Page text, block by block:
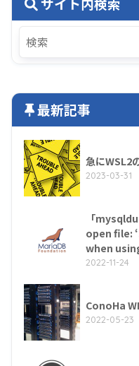
最新記事
急にWSL2
2023-03-31
「
open file:
when
2022-11-24
ConoHa
2022-05-23